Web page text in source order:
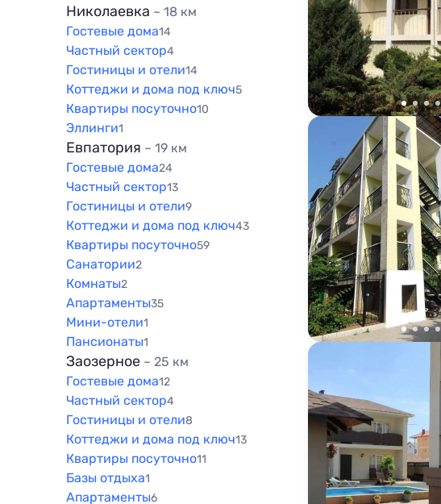
Николаевка ~ 18 км
Гостевые дома14
Частный сектор4
Гостиницы и отели14
Коттеджи и дома под ключ5
Квартиры посуточно10
Эллинги1
Евпатория ~ 19 км
Гостевые дома24
Частный сектор13
Гостиницы и отели9
Коттеджи и дома под ключ43
Квартиры посуточно59
Санатории2
Комнаты2
Апартаменты35
Мини-отели1
Пансионаты1
Заозерное ~ 25 км
Гостевые дома12
Частный сектор4
Гостиницы и отели8
Коттеджи и дома под ключ13
Квартиры посуточно11
Базы отдыха1
Апартаменты6